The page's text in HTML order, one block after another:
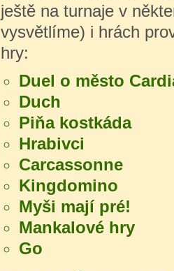
ještě na turnaje v
vysvětlíme) i hrách
hry:
Duel o město
Duch
Piňa kostkáda
Hrabivci
Carcassonne
Kingdomino
Myši mají pré!
Mankalové hry
Go